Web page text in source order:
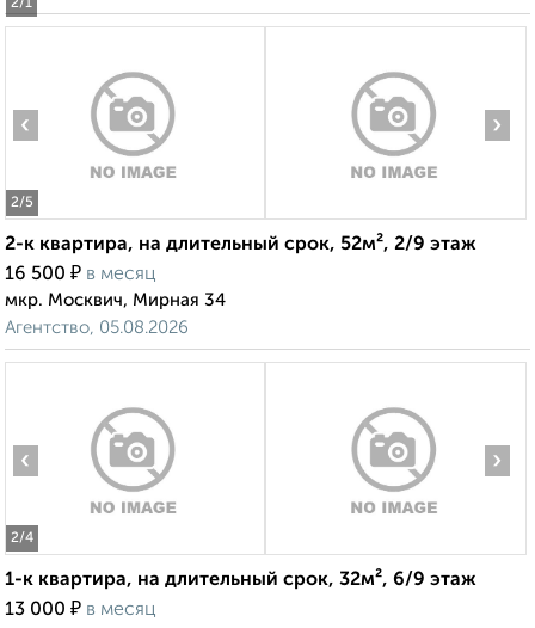
2/1
2/5
‹ ›
2-к квартира, на длительный срок, 52м², 2/9 этаж
16 500 ₽ в месяц
мкр. Москвич, Мирная 34
Агентство, 05.08.2026
2/4
‹ ›
1-к квартира, на длительный срок, 32м², 6/9 этаж
13 000 ₽ в месяц